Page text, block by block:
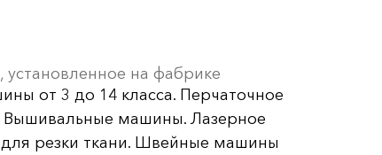
на фабрике
от 3 до 14 класса. Перчаточное
Вышивальные машины. Лазерное
резки ткани. Швейные машины